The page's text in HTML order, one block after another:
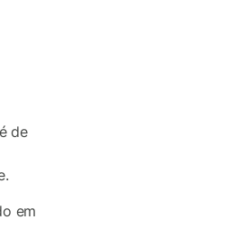
de
em